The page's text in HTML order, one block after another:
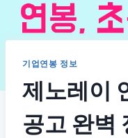
기업연봉 정보
제노레이
공고 완벽